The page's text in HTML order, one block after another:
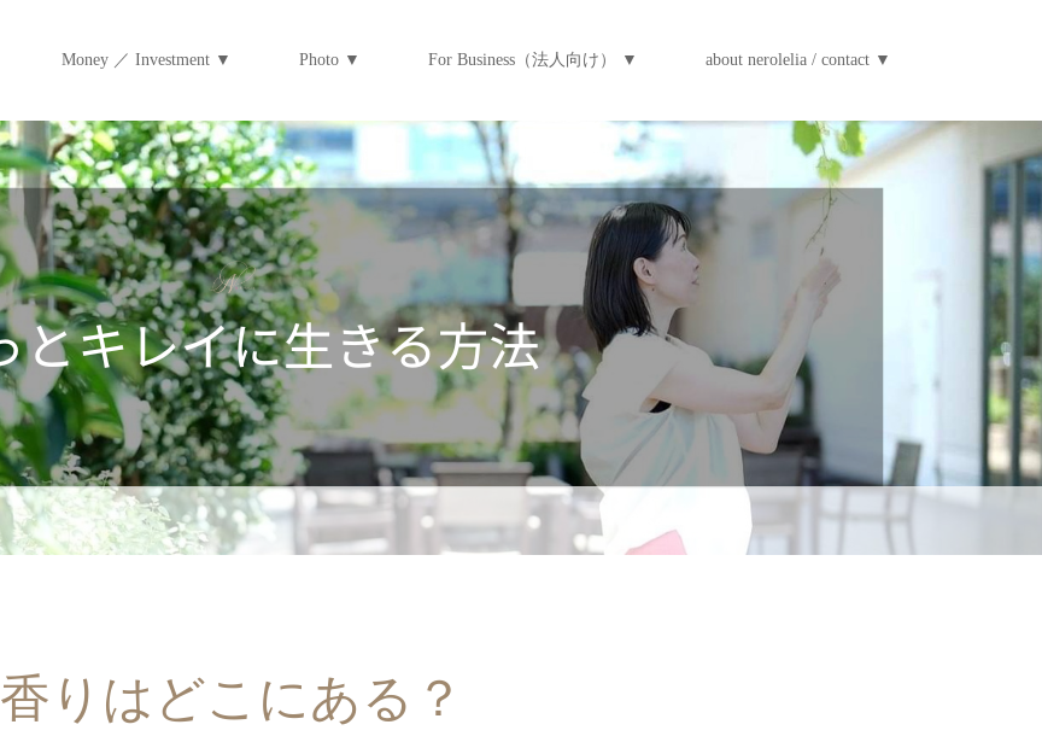
Money ／ Investment ▼ Photo ▼ For Business（法人向け） ▼ about nerolelia / contact ▼
香りはどこにある？